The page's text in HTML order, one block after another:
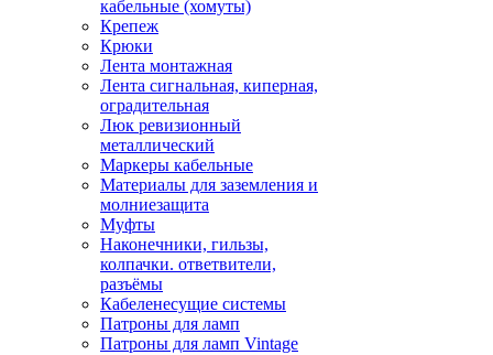
кабельные (хомуты)
Крепеж
Крюки
Лента монтажная
Лента сигнальная, киперная,
оградительная
Люк ревизионный
металлический
Маркеры кабельные
Материалы для заземления и
молниезащита
Муфты
Наконечники, гильзы,
колпачки. ответвители,
разъёмы
Кабеленесущие системы
Патроны для ламп
Патроны для ламп Vintage